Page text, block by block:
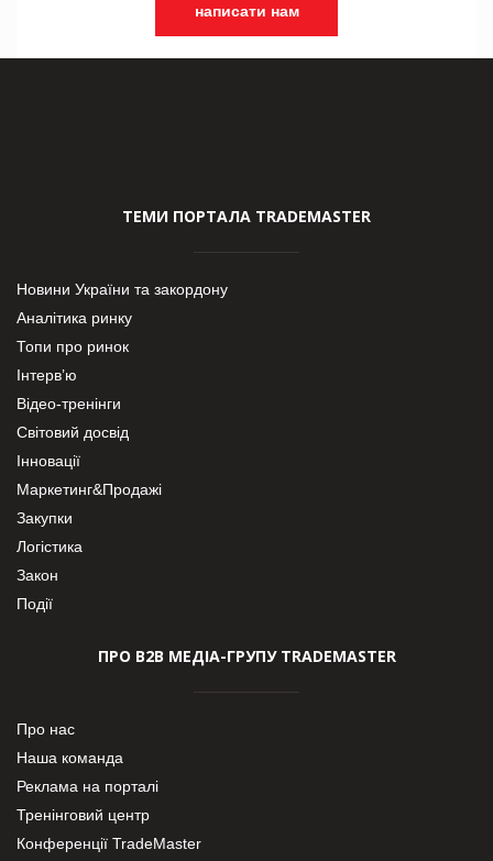
написати нам
ТЕМИ ПОРТАЛА TRADEMASTER
Новини України та закордону
Аналітика ринку
Топи про ринок
Інтерв’ю
Відео-тренінги
Світовий досвід
Інновації
Маркетинг&Продажі
Закупки
Логістика
Закон
Події
ПРО В2В МЕДІА-ГРУПУ TRADEMASTER
Про нас
Наша команда
Реклама на порталі
Тренінговий центр
Конференції TradeMaster